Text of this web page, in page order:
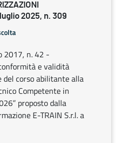
2025, n. 309
2017, n. 42 -
e validità
del corso abilitante alla
Competente in
proposto dalla
E-TRAIN S.r.l. a